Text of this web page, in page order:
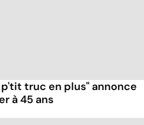
truc en plus" annonce
à 45 ans